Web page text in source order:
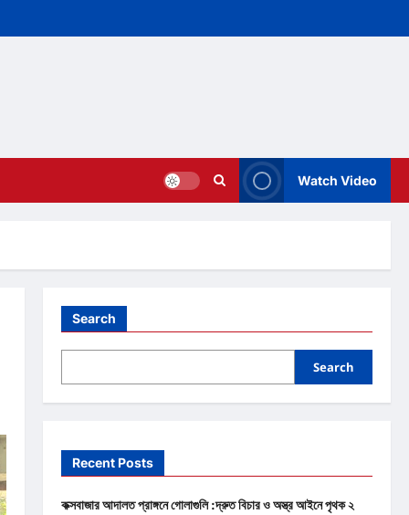
Watch Video
Search
Search
Recent Posts
কক্সবাজার আদালত প্রাঙ্গনে গোলাগুলি :দ্রুত বিচার ও অস্ত্র আইনে পৃথক ২